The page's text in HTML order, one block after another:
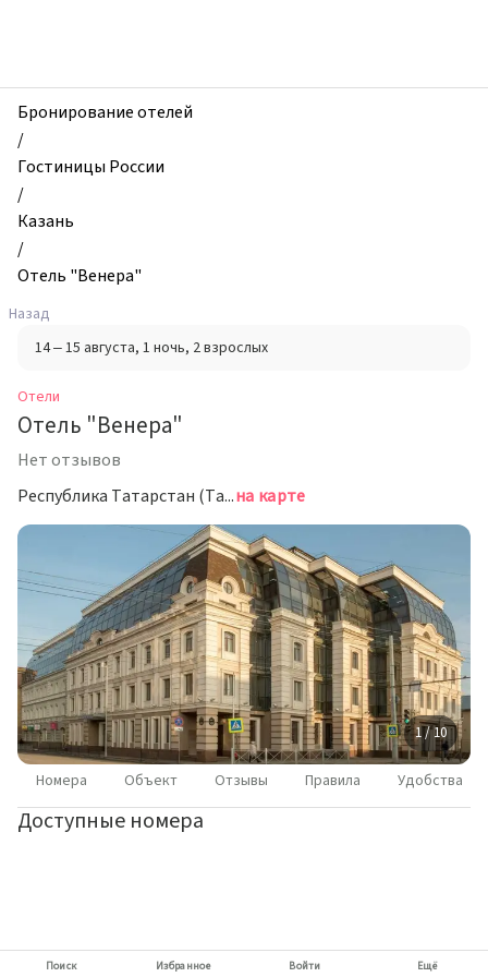
Отель
"Венера",
Казань,
Россия
Бронирование отелей
/
Гостиницы России
/
Казань
/
Отель "Венера"
Назад
14 – 15 августа, 1 ночь, 2 взрослых
Отели
Отель "Венера"
Нет отзывов
Республика Татарстан (Татарстан), Казань, Московская улица, 35на карте
1 / 10
Номера Объект Отзывы Правила Удобства
Доступные номера
Поиск Избранное Войти Ещё